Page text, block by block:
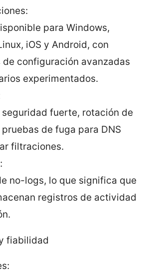
para Windows,
iOS y Android, con
de configuración avanzadas
experimentados.
seguridad fuerte, rotación de
de fuga para DNS
filtraciones.
no-logs, lo que significa que
registros de actividad
fiabilidad